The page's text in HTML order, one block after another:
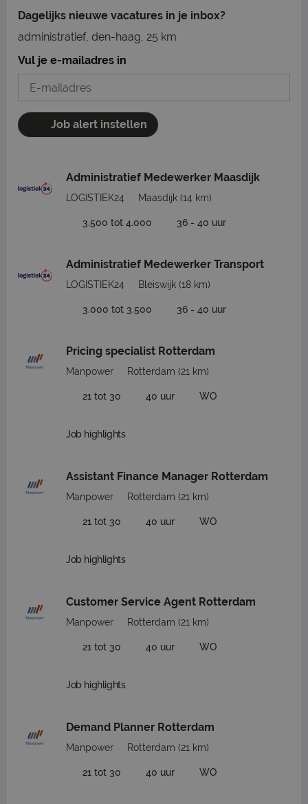
Dagelijks nieuwe vacatures in je inbox?
administratief, den-haag, 25 km
Vul je e-mailadres in
Job alert instellen
Administratief Medewerker Maasdijk
LOGISTIEK24 Maasdijk (14 km)
3.500 tot 4.000 36 - 40 uur
Administratief Medewerker Transport
LOGISTIEK24 Bleiswijk (18 km)
3.000 tot 3.500 36 - 40 uur
Pricing specialist Rotterdam
Manpower Rotterdam (21 km)
21 tot 30 40 uur WO
Job highlights
Assistant Finance Manager Rotterdam
Manpower Rotterdam (21 km)
21 tot 30 40 uur WO
Job highlights
Customer Service Agent Rotterdam
Manpower Rotterdam (21 km)
21 tot 30 40 uur WO
Job highlights
Demand Planner Rotterdam
Manpower Rotterdam (21 km)
21 tot 30 40 uur WO